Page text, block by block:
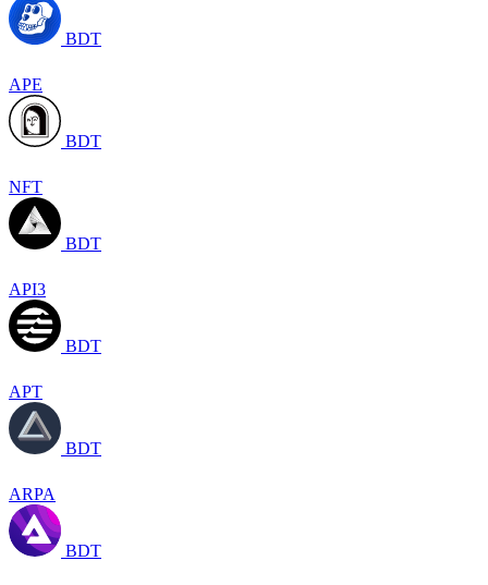
BDT
APE
BDT
NFT
BDT
API3
BDT
APT
BDT
ARPA
BDT